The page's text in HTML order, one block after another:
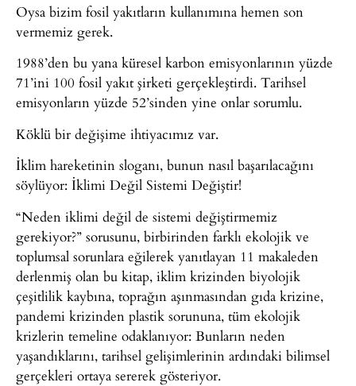
Oysa bizim fosil yakıtların kullanımına hemen son
vermemiz gerek.
1988’den bu yana küresel karbon emisyonlarının yüzde
71’ini 100 fosil yakıt şirketi gerçekleştirdi. Tarihsel
emisyonların yüzde 52’sinden yine onlar sorumlu.
Köklü bir değişime ihtiyacımız var.
İklim hareketinin sloganı, bunun nasıl başarılacağını
söylüyor: İklimi Değil Sistemi Değiştir!
“Neden iklimi değil de sistemi değiştirmemiz
gerekiyor?” sorusunu, birbirinden farklı ekolojik ve
toplumsal sorunlara eğilerek yanıtlayan 11 makaleden
derlenmiş olan bu kitap, iklim krizinden biyolojik
çeşitlilik kaybına, toprağın aşınmasından gıda krizine,
pandemi krizinden plastik sorununa, tüm ekolojik
krizlerin temeline odaklanıyor: Bunların neden
yaşandıklarını, tarihsel gelişimlerinin ardındaki bilimsel
gerçekleri ortaya sererek gösteriyor.